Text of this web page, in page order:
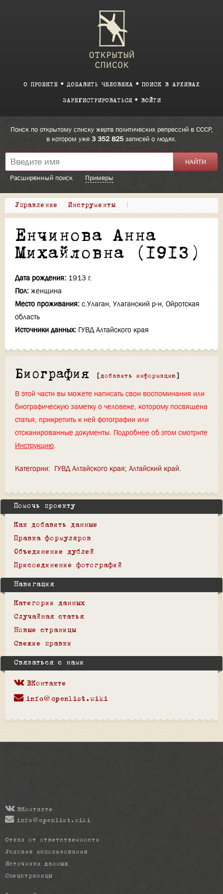
О ПРОЕКТЕ ДОБАВИТЬ ЧЕЛОВЕКА ПОИСК В АРХИВАХ
ЗАРЕГИСТРИРОВАТЬСЯ ВОЙТИ
Поиск по открытому списку жертв политических репрессий в СССР,
в котором уже 3 352 825 записей о людях.
Расширенный поиск Примеры
Управление Инструменты |
Енчинова Анна
Михайловна (1913)
Дата рождения: 1913 г.
Пол: женщина
Место проживания: с.Улаган, Улаганский р-н, Ойротская
область
Источники данных: ГУВД Алтайского края
Биография [ добавить информацию ]
В этой части вы можете написать свои воспоминания или
биографическую заметку о человеке, которому посвящена
статья, прикрепить к ней фотографии или
отсканированные документы. Подробнее об этом смотрите
Инструкцию.
Категории: ГУВД Алтайского края Алтайский край
Помочь проекту
Как добавить данные
Правка формуляров
Объединение дублей
Присоединение фотографий
Навигация
Категории данных
Случайная статья
Новые страницы
Свежие правки
Связаться с нами
ВКонтакте
info@openlist.wiki
ВКонтакте
info@openlist.wiki
Отказ от ответственности
Условия использования
Источники данных
Спецстраницы